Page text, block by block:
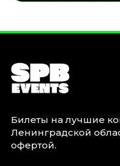
Билеты на лучшие
Ленинградской
офертой.